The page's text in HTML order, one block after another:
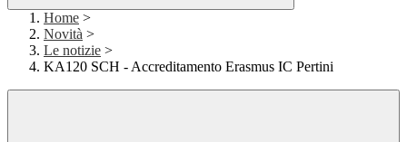
Home >
Novità >
Le notizie >
KA120 SCH - Accreditamento Erasmus IC Pertini